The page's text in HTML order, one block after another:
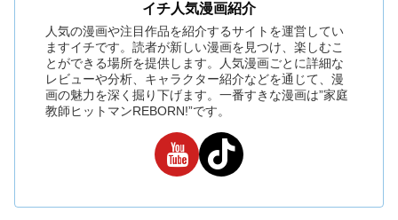
イチ人気漫画紹介
人気の漫画や注目作品を紹介するサイトを運営してい
ますイチです。読者が新しい漫画を見つけ、楽しむこ
とができる場所を提供します。人気漫画ごとに詳細な
レビューや分析、キャラクター紹介などを通じて、漫
画の魅力を深く掘り下げます。一番すきな漫画は”家庭
教師ヒットマンREBORN!”です。